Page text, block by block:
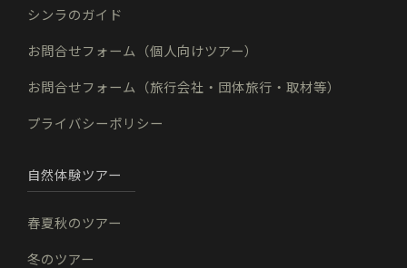
シンラのガイド
お問合せフォーム（個人向けツアー）
お問合せフォーム（旅行会社・団体旅行・取材等）
プライバシーポリシー
自然体験ツアー
春夏秋のツアー
冬のツアー